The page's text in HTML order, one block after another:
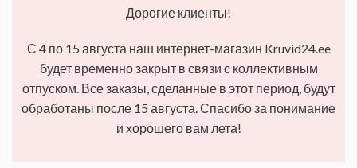
Дорогие клиенты!
С 4 по 15 августа наш интернет-магазин Kruvid24.ee
будет временно закрыт в связи с коллективным
отпуском. Все заказы, сделанные в этот период, будут
обработаны после 15 августа. Спасибо за понимание
и хорошего вам лета!